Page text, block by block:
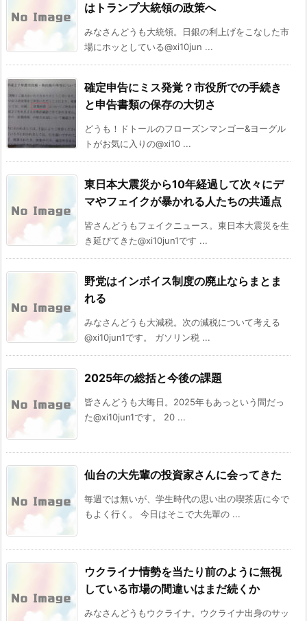
はトランプ大統領の政策へ
みなさんどうも大統領。日銀の利上げをこなした市
場にホッとしている@xi10jun ...
確定申告にミス発覚？市役所での手続き
と申告書類の保存の大切さ
どうも！ドトールのフローズンマンゴー&ヨーグル
トがお気に入りの@xi10 ...
東日本大震災から10年経過して次々にデ
マやフェイクが暴かれる人たちの共通点
皆さんどうもフェイクニュース。東日本大震災を生
き延びてきた@xi10jun1です ...
野党はインボイス制度の廃止ならまとま
れる
みなさんどうも大減税。次の減税について考える
@xi10jun1です。 ガソリン税 ...
2025年の総括と今後の課題
皆さんどうも大晦日。2025年もあっという間だっ
た@xi10jun1です。 20 ...
仙台の大先輩の投資家さんに会ってきた
毎週では無いが、学生時代の思い出の喫茶店に今で
もよく行く。 今日はそこで大先輩の ...
ウクライナ情勢を当たり前のように無視
している市場の間違いはまだ続くか
みなさんどうもウクライナ。ウクライナ出身のサッ